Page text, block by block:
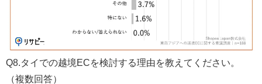
Q8.タイでの越境ECを検討する理由を教えてください。
（複数回答）